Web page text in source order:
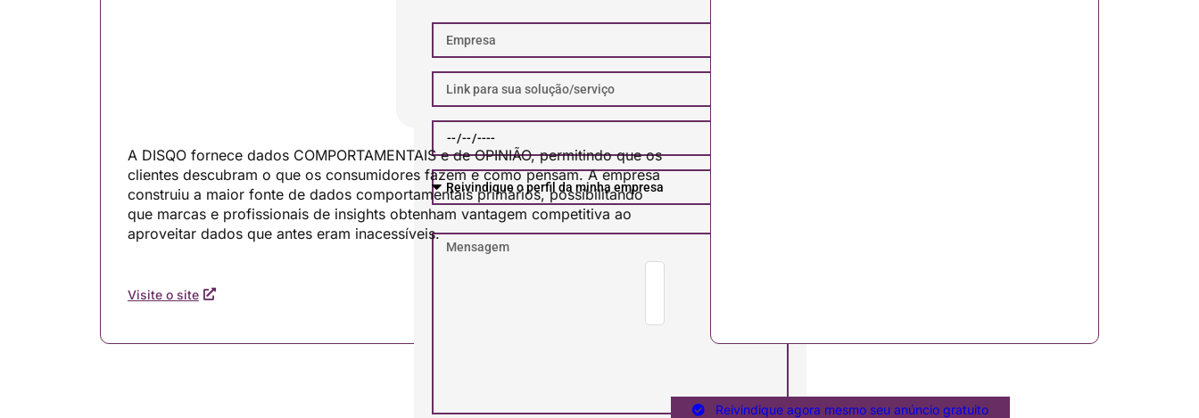
A DISQO fornece dados COMPORTAMENTAIS e de OPINIÃO, permitindo que os
clientes descubram o que os consumidores fazem e como pensam. A empresa
construiu a maior fonte de dados comportamentais primários, possibilitando
que marcas e profissionais de insights obtenham vantagem competitiva ao
aproveitar dados que antes eram inacessíveis.
Visite o site
Reivindique agora mesmo seu anúncio gratuito